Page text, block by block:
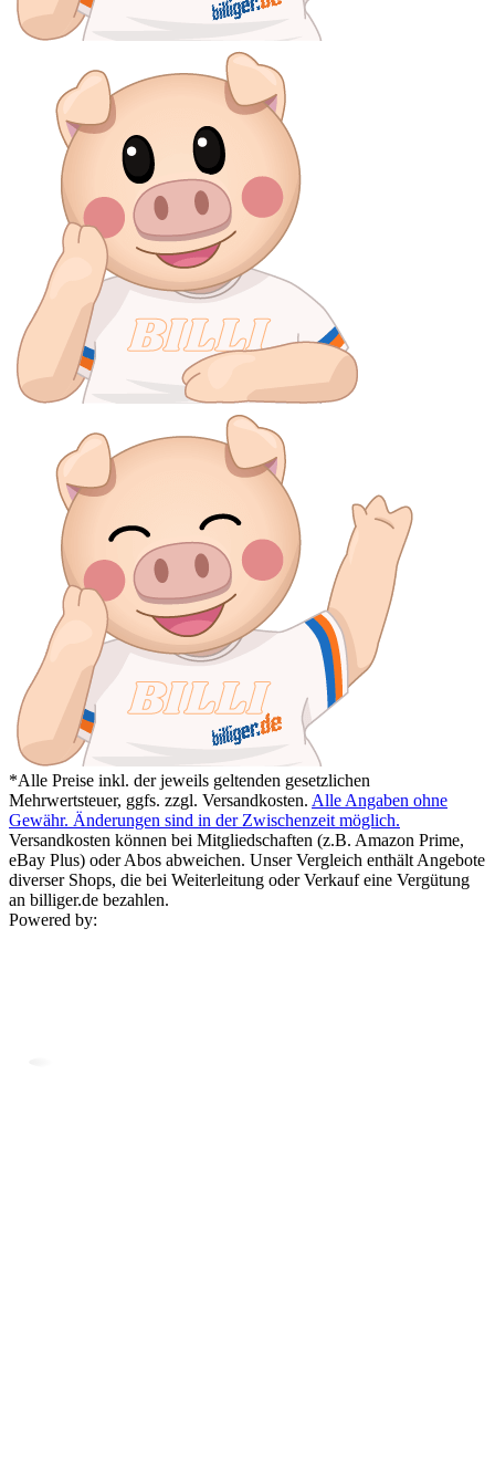
*Alle Preise inkl. der jeweils geltenden gesetzlichen
Mehrwertsteuer, ggfs. zzgl. Versandkosten. Alle Angaben ohne
Gewähr. Änderungen sind in der Zwischenzeit möglich.
Versandkosten können bei Mitgliedschaften (z.B. Amazon Prime,
eBay Plus) oder Abos abweichen. Unser Vergleich enthält Angebote
diverser Shops, die bei Weiterleitung oder Verkauf eine Vergütung
an billiger.de bezahlen.
Powered by: